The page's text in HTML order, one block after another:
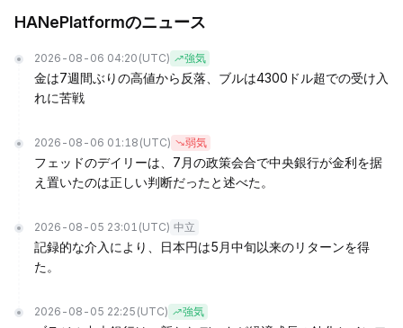
HANePlatformのニュース
2026-08-06 04:20 (UTC) 強気
金は7週間ぶりの高値から反落、ブルは4300ドル超での受け入
れに苦戦
2026-08-06 01:18 (UTC) 弱気
フェッドのデイリーは、7月の政策会合で中央銀行が金利を据
え置いたのは正しい判断だったと述べた。
2026-08-05 23:01 (UTC) 中立
記録的な介入により、日本円は5月中旬以来のリターンを得
た。
2026-08-05 22:25 (UTC) 強気